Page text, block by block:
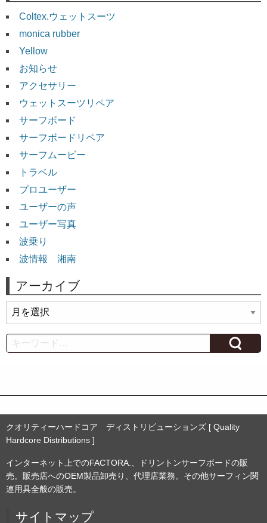
Coltex.ウェットスーツ
monica rubber
Yellow
お知らせ
アクセサリー
ウェットスーツリペア
サーフボード
サーフボードリペア
サーフムービー
トラベル
プロユーザー
ユーザーの声
ユーザー写真
波乗り
波情報 湘南
アーカイブ
ー
カ
イ
Search
クオリティーハードコア ディストリビューションズ [ Quality
Hardcore Distributions ]
インターネット上でのFACTORA.、ドリントンサーフボードの販
売。販売店へのOEM製品卸売り、代理店業務。その他サーフィン関
連用具全般の販売。
サイトマップ